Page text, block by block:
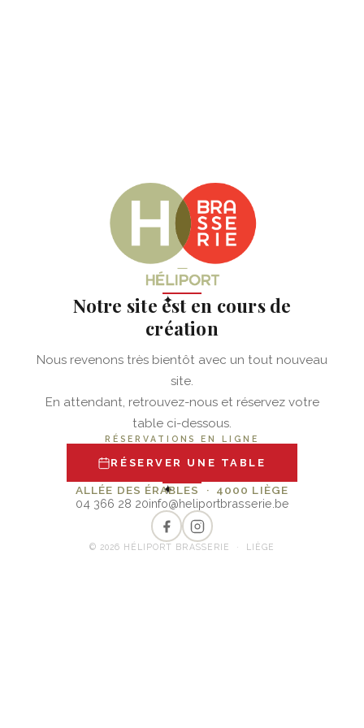
✦
Notre site est en cours de
création
Nous revenons très bientôt avec un tout nouveau
site.
En attendant, retrouvez-nous et réservez votre
table ci-dessous.
RÉSERVATIONS EN LIGNE
RÉSERVER UNE TABLE
✦
ALLÉE DES ÉRABLES · 4000 LIÈGE
04 366 28 20info@heliportbrasserie.be
© 2026 HÉLIPORT BRASSERIE · LIÈGE